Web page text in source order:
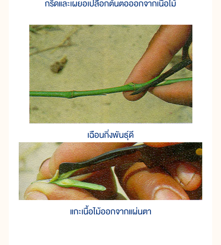
กรีดและเผยอเปลือกต้นตอออกจากเนื้อไม้
เฉือนกิ่งพันธุ์ดี
แกะเนื้อไม้ออกจากแผ่นตา